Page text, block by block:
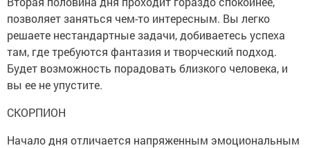
позволяет заняться чем-то интересным. Вы легко
решаете нестандартные задачи, добиваетесь успеха
там, где требуются фантазия и творческий подход.
Будет возможность порадовать близкого человека, и
вы ее не упустите.
СКОРПИОН
Начало дня отличается напряженным эмоциональным